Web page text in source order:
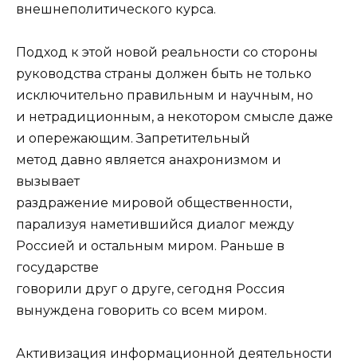
внешнеполитического курса.
Подход к этой новой реальности со стороны
руководства страны должен быть не только
исключительно правильным и научным, но
и нетрадиционным, а некотором смысле даже
и опережающим. Запретительный
метод давно является анахронизмом и
вызывает
раздражение мировой общественности,
парализуя наметившийся диалог между
Россией и остальным миром. Раньше в
государстве
говорили друг о друге, сегодня Россия
вынуждена говорить со всем миром.
Активизация информационной деятельности